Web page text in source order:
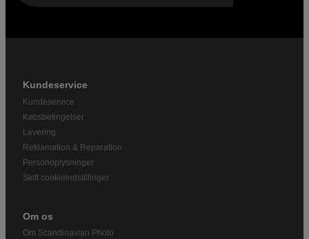
Kundeservice
Kundeservice
Købsbetingelser
Levering
Reklamation & Reparation
Personoplysninger
Skift cookieindstillinger
Om os
Om Scandinavian Photo